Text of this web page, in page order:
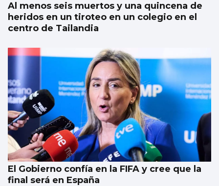
Al menos seis muertos y una quincena de
heridos en un tiroteo en un colegio en el
centro de Tailandia
El Gobierno confía en la FIFA y cree que la
final será en España